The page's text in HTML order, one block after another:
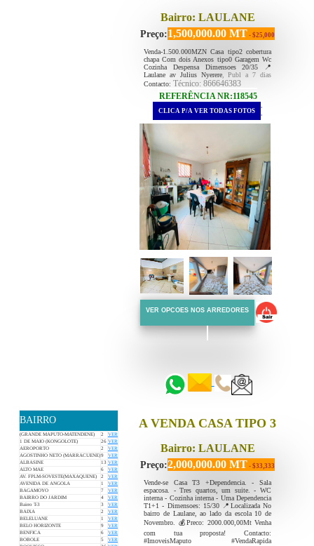
BAIRRO
(GRANDE MAPUTO-MATENDENE) 2
VER
1 DE MAIO (KONGOLOTE)
26 VER
AEROPORTO
2
VER
AGOSTINHO NETO (MARRACUENE)9
VER
ALBASINE
13 VER
ALTO MAE
6
VER
AV. FPLM-SOVESTE(MAXAQUENE)
2
VER
AVENIDA DE ANGOLA
1
VER
BAGAMOYO
7
VER
BAIRRO DO JARDIM
4
VER
Bairro T-3
3
VER
BAIXA
2
VER
BELELUANE
1
VER
BELO HORIZONTE
9
VER
BENFICA
6
VER
BOBOLE
5
VER
Bairro: LAULANE
Preço:1,500,000.00 MT - $25,000
Venda-1.500.000MZN Casa tipo2 cobertura
chapa Com dois Anexos tipo0 Garagem Wc
Cozinha Despensa Dimensoes 20/35 📍
Laulane av Julius Nyerere, Publ a 7 dias
Contacto: Técnico: 866646383
REFERÊNCIA NR:118545
.
CLICA P/A VER TODAS FOTOS .
VER OPCOES NOS ARREDORES
A VENDA CASA TIPO 3
Bairro: LAULANE
Preço:2,000,000.00 MT - $33,333
Vende-se Casa T3 +Dependencia. - Sala
espacosa. - Tres quartos, um suite. - WC
interna - Cozinha interna - Uma Dependencia
T1+1 - Dimensoes: 15/30 📍Localizada No
bairro de Laulane, ao lado da escola 10 de
Novembro. 💰Preco: 2000.000,00Mt Venha
com tua proposta! Contacto:
#ImoveisMaputo #VendaRapida